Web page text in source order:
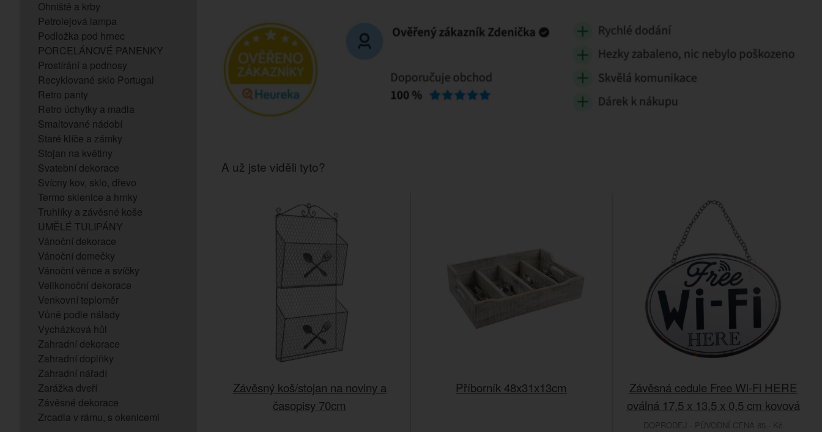
Ohniště a krby
Petrolejová lampa
Podložka pod hrnec
PORCELÁNOVÉ PANENKY
Prostírání a podnosy
Recyklované sklo Portugal
Retro panty
Retro úchytky a madla
Smaltované nádobí
Staré klíče a zámky
Stojan na květiny
Svatební dekorace
Svícny kov, sklo, dřevo
Termo sklenice a hrnky
Truhlíky a závěsné koše
UMĚLÉ TULIPÁNY
Vánoční dekorace
Vánoční domečky
Vánoční věnce a svíčky
Velikonoční dekorace
Venkovní teploměr
Vůně podle nálady
Vycházková hůl
Zahradní dekorace
Zahradní doplňky
Zahradní nářadí
Zarážka dveří
Závěsné dekorace
Zrcadla v rámu, s okenicemi
A už jste viděli tyto?
Závěsný koš/stojan na noviny a
časopisy 70cm
Příborník 48x31x13cm
Závěsná cedule Free Wi-Fi HERE
oválná 17,5 x 13,5 x 0,5 cm kovová
DOPRODEJ - PŮVODNÍ CENA 85.- Kč